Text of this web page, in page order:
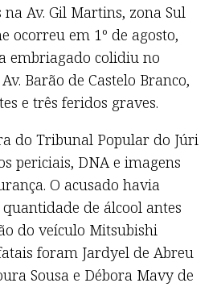
Av. Gil Martins, zona Sul
ocorreu em 1º de agosto,
embriagado colidiu no
Barão de Castelo Branco,
e três feridos graves.
do Tribunal Popular do Júri
periciais, DNA e imagens
O acusado havia
de álcool antes
do veículo Mitsubishi
foram Jardyel de Abreu
Sousa e Débora Mavy de